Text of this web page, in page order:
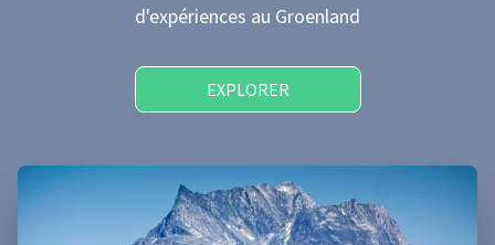
d'expériences au Groenland
EXPLORER